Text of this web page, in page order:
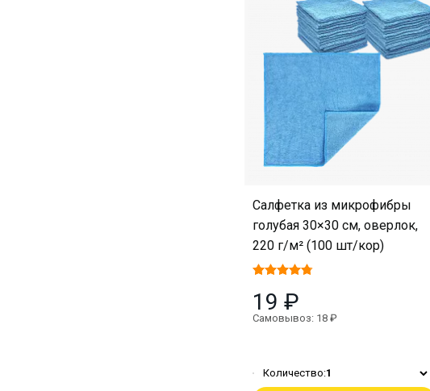
Салфетка из микрофибры
голубая 30×30 см, оверлок,
220 г/м² (100 шт/кор)
19 ₽
Самовывоз: 18 ₽
Количество:1